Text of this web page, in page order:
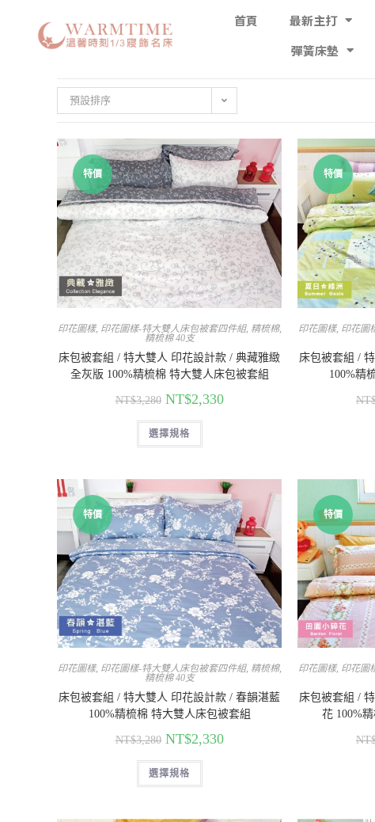
首頁 最新主打
彈簧床墊
預設排序
特價
印花圖樣, 印花圖樣-特大雙人床包被套四件組, 精梳棉,
精梳棉 40支
床包被套組 / 特大雙人 印花設計款 / 典藏雅緻
全灰版 100%精梳棉 特大雙人床包被套組
NT$3,280 NT$2,330
選擇規格
特價
印花圖樣, 印花圖
床包被套組 /
100%精
特價
印花圖樣, 印花圖樣-特大雙人床包被套四件組, 精梳棉,
精梳棉 40支
床包被套組 / 特大雙人 印花設計款 / 春韻湛藍
100%精梳棉 特大雙人床包被套組
NT$3,280 NT$2,330
選擇規格
特價
印花圖樣, 印花圖
床包被套組 /
花 100%